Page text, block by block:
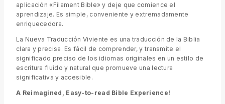
aplicación «Filament Bible» y deje que comience el
aprendizaje. Es simple, conveniente y extremadamente
enriquecedora.
La Nueva Traducción Viviente es una traducción de la Biblia
clara y precisa. Es fácil de comprender, y transmite el
significado preciso de los idiomas originales en un estilo de
escritura fluido y natural que promueve una lectura
significativa y accesible.
A Reimagined, Easy-to-read Bible Experience!